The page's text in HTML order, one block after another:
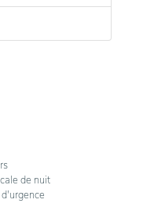
de nuit